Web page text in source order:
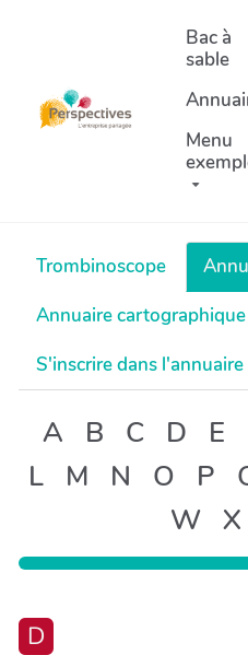
Aller au contenu principal
Bac à
sable
Menu
Trombinoscope
Annuaire cartographique
S'inscrire dans l'annuaire
A B C D E
L
M N O P
W X
D